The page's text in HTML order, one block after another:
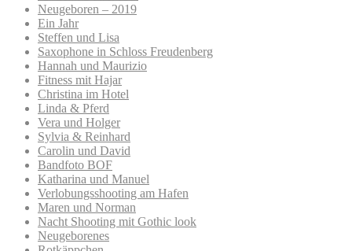
Neugeboren – 2019
Ein Jahr
Steffen und Lisa
Saxophone in Schloss Freudenberg
Hannah und Maurizio
Fitness mit Hajar
Christina im Hotel
Linda & Pferd
Vera und Holger
Sylvia & Reinhard
Carolin und David
Bandfoto BOF
Katharina und Manuel
Verlobungsshooting am Hafen
Maren und Norman
Nacht Shooting mit Gothic look
Neugeborenes